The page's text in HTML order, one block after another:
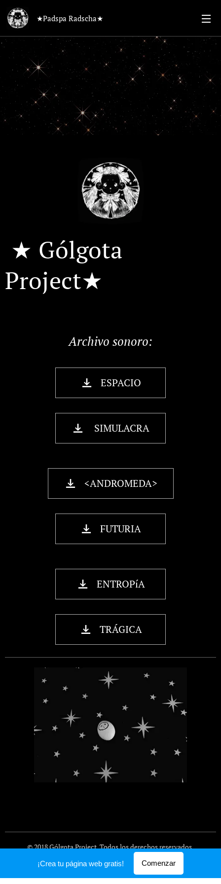
★Padspa Radscha★
★ Gólgota
Project★
Archivo sonoro:
ESPACIO
SIMULACRA
<ANDROMEDA>
FUTURIA
ENTROPíA
TRÁGICA
© 2018 Gólgota Project. Todos los derechos reservados.
Creado conWebnode
¡Crea tu página web gratis! Comenzar